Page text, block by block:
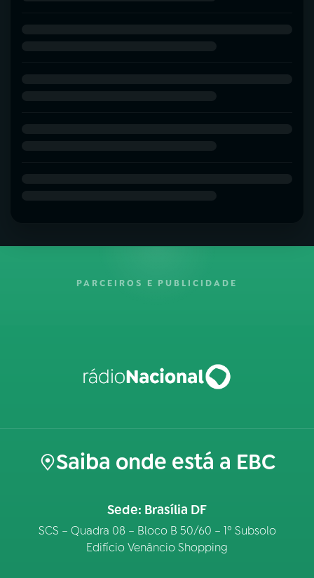
PARCEIROS E PUBLICIDADE
Saiba onde está a EBC
Sede: Brasília DF
SCS – Quadra 08 – Bloco B 50/60 – 1º Subsolo
Edifício Venâncio Shopping